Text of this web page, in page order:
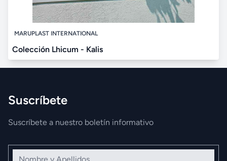
MARUPLAST INTERNATIONAL
Colección Lhicum - Kalis
Suscríbete
Suscríbete a nuestro boletín informativo
Nombre y Apellidos